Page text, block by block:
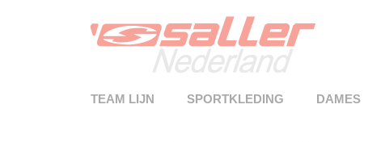
TEAM LIJN SPORTKLEDING DAMES